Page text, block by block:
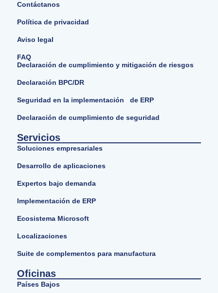
Contáctanos
Política de privacidad
Aviso legal
FAQ
Declaración de cumplimiento y mitigación de riesgos
Declaración BPC/DR
Seguridad en la implementación de ERP
Declaración de cumplimiento de seguridad
Servicios
Soluciones empresariales
Desarrollo de aplicaciones
Expertos bajo demanda
Implementación de ERP
Ecosistema Microsoft
Localizaciones
Suite de complementos para manufactura
Oficinas
Países Bajos